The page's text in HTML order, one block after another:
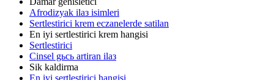
Afrodizyak ilaз isimleri
Sertlestirici krem eczanelerde satilan
En iyi sertlestirici krem hangisi
Sertlestirici
Cinsel gьcь artiran ilaз
Sik kaldirma
En iyi sertlestirici hangisi